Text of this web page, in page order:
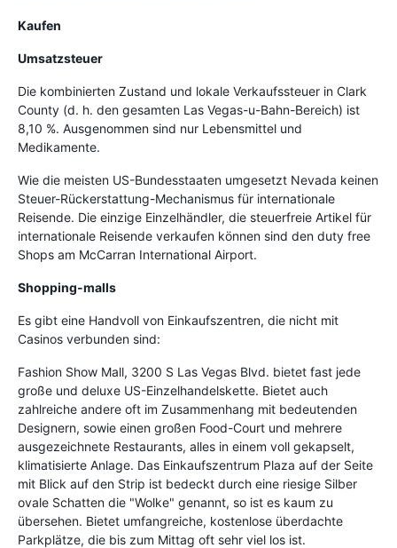
Kaufen
Umsatzsteuer
Die kombinierten Zustand und lokale Verkaufssteuer in Clark
County (d. h. den gesamten Las Vegas-u-Bahn-Bereich) ist
8,10 %. Ausgenommen sind nur Lebensmittel und
Medikamente.
Wie die meisten US-Bundesstaaten umgesetzt Nevada keinen
Steuer-Rückerstattung-Mechanismus für internationale
Reisende. Die einzige Einzelhändler, die steuerfreie Artikel für
internationale Reisende verkaufen können sind den duty free
Shops am McCarran International Airport.
Shopping-malls
Es gibt eine Handvoll von Einkaufszentren, die nicht mit
Casinos verbunden sind:
Fashion Show Mall, 3200 S Las Vegas Blvd. bietet fast jede
große und deluxe US-Einzelhandelskette. Bietet auch
zahlreiche andere oft im Zusammenhang mit bedeutenden
Designern, sowie einen großen Food-Court und mehrere
ausgezeichnete Restaurants, alles in einem voll gekapselt,
klimatisierte Anlage. Das Einkaufszentrum Plaza auf der Seite
mit Blick auf den Strip ist bedeckt durch eine riesige Silber
ovale Schatten die "Wolke" genannt, so ist es kaum zu
übersehen. Bietet umfangreiche, kostenlose überdachte
Parkplätze, die bis zum Mittag oft sehr viel los ist.